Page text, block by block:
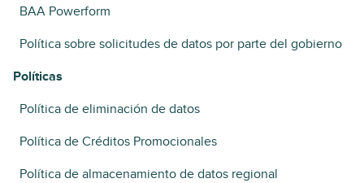
BAA Powerform
Política sobre solicitudes de datos por parte del gobierno
Políticas
Política de eliminación de datos
Política de Créditos Promocionales
Política de almacenamiento de datos regional